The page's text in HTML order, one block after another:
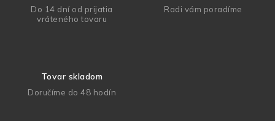
Do 14 dní od prijatia
vráteného tovaru
Radi vám poradíme
Tovar skladom
Doručíme do 48 hodín